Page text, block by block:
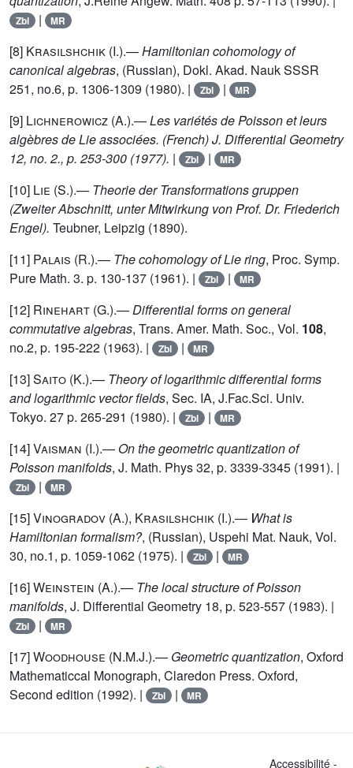
Zbl | MR
[8] Krasilshchik (I.).—Hamiltonian cohomology of
canonical algebras, (Russian), Dokl. Akad. Nauk SSSR
251, no.6, p. 1306-1309 (1980). |
Zbl | MR
[9] Lichnerowicz (A.).—Les variétés de Poisson et leurs
algèbres de Lie associées. (French) J. Differential Geometry
12, no. 2., p. 253-300 (1977). | Zbl | MR
[10] Lie (S.).— Theorie der Transformations gruppen
(Zweiter Abschnitt, unter Mitwirkung von Prof. Dr. Friederich
Engel). Teubner, Leipzig (1890).
[11] Palais (R.).— The cohomology of Lie ring, Proc. Symp.
Pure Math. 3. p. 130-137 (1961). |
Zbl | MR
[12] Rinehart (G.).—Differential forms on general
commutative algebras, Trans. Amer. Math. Soc., Vol. 108,
no.2, p. 195-222 (1963). |
Zbl | MR
[13]Saito (K.).— Theory of logarithmic differential forms
and logarithmic vector fields, Sec. IA, J.Fac.Sci. Univ.
Tokyo. 27 p. 265-291 (1980). |
Zbl | MR
[14]Vaisman (I.).— On the geometric quantization of
Poisson manifolds, J. Math. Phys 32, p. 3339-3345 (1991). |
Zbl | MR
[15]Vinogradov (A.), Krasilshchik (I.).— What is
Hamiltonian formalism?, (Russian), Uspehi Mat. Nauk, Vol.
30, no.1, p. 1059-1062 (1975). |
Zbl | MR
[16]Weinstein (A.).— The local structure of Poisson
manifolds, J. Differential Geometry 18, p. 523-557 (1983). |
Zbl | MR
[17]Woodhouse (N.M.J.).— Geometric quantization, Oxford
Mathematiccal Monograph, Claredon Press. Oxford,
Second edition (1992). |
Zbl | MR
Accessibilité -